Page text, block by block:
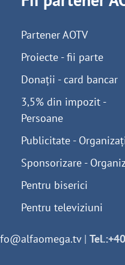
Partener AOTV
Proiecte - fii parte
Donații - card bancar
3,5% din impozit -
Persoane
Publicitate -
Sponsorizare -
Pentru biserici
Pentru televiziuni
|